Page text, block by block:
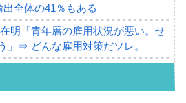
全体の41％もある
明「青年層の雇用状況が悪い。せ
」⇒ どんな雇用対策だソレ。